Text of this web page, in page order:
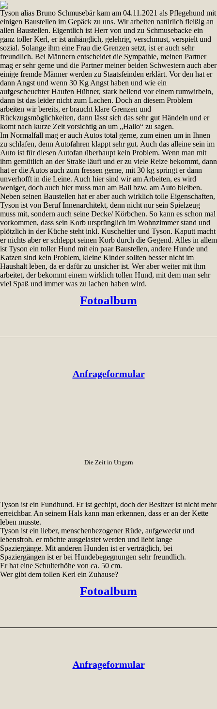
Tyson alias Bruno Schmusebär kam am 04.11.2021 als Pflegehund mit
einigen Baustellen im Gepäck zu uns. Wir arbeiten natürlich fleißig an
allen Baustellen. Eigentlich ist Herr von und zu Schmusebacke ein
ganz toller Kerl, er ist anhänglich, gelehrig, verschmust, verspielt und
sozial. Solange ihm eine Frau die Grenzen setzt, ist er auch sehr
freundlich. Bei Männern entscheidet die Sympathie, meinen Partner
mag er sehr gerne und die Partner meiner beiden Schwestern auch aber
einige fremde Männer werden zu Staatsfeinden erklärt. Vor den hat er
dann Angst und wenn 30 Kg Angst haben und wie ein
aufgescheuchter Haufen Hühner, stark bellend vor einem rumwirbeln,
dann ist das leider nicht zum Lachen. Doch an diesem Problem
arbeiten wir bereits, er braucht klare Grenzen und
Rückzugsmöglichkeiten, dann lässt sich das sehr gut Händeln und er
komt nach kurze Zeit vorsichtig an um „Hallo“ zu sagen.
Im Normalfall mag er auch Autos total gerne, zum einen um in Ihnen
zu schlafen, denn Autofahren klappt sehr gut. Auch das alleine sein im
Auto ist für diesen Autofan überhaupt kein Problem. Wenn man mit
ihm gemütlich an der Straße läuft und er zu viele Reize bekommt, dann
hat er die Autos auch zum fressen gerne, mit 30 kg springt er dann
unverhofft in die Leine. Auch hier sind wir am Arbeiten, es wird
weniger, doch auch hier muss man am Ball bzw. am Auto bleiben.
Neben seinen Baustellen hat er aber auch wirklich tolle Eigenschaften,
Tyson ist von Beruf Innenarchitekt, denn nicht nur sein Spielzeug
muss mit, sondern auch seine Decke/ Körbchen. So kann es schon mal
vorkommen, dass sein Korb ursprünglich im Wohnzimmer stand und
plötzlich in der Küche steht inkl. Kuscheltier und Tyson. Kaputt macht
er nichts aber er schleppt seinen Korb durch die Gegend. Alles in allem
ist Tyson ein toller Hund mit ein paar Baustellen, andere Hunde und
Katzen sind kein Problem, kleine Kinder sollten besser nicht im
Haushalt leben, da er dafür zu unsicher ist. Wer aber weiter mit ihm
arbeitet, der bekommt einem wirklich tollen Hund, mit dem man sehr
viel Spaß und immer was zu lachen haben wird.
Fotoalbum
Anfrageformular
Die Zeit in Ungarn
Tyson ist ein Fundhund. Er ist gechipt, doch der Besitzer ist nicht mehr
erreichbar. An seinem Hals kann man erkennen, dass er an der Kette
leben musste.
Tyson ist ein lieber, menschenbezogener Rüde, aufgeweckt und
lebensfroh. er möchte ausgelastet werden und liebt lange
Spaziergänge. Mit anderen Hunden ist er verträglich, bei
Spaziergängen ist er bei Hundebegegnungen sehr freundlich.
Er hat eine Schulterhöhe von ca. 50 cm.
Wer gibt dem tollen Kerl ein Zuhause?
Fotoalbum
Anfrageformular